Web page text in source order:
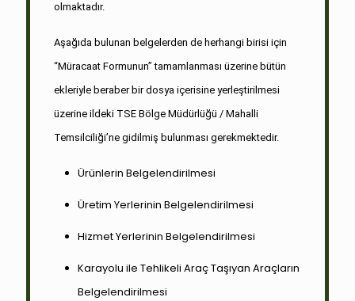
olmaktadır.
Aşağıda bulunan belgelerden de herhangi birisi için
“Müracaat Formunun” tamamlanması üzerine bütün
ekleriyle beraber bir dosya içerisine yerleştirilmesi
üzerine ildeki TSE Bölge Müdürlüğü / Mahalli
Temsilciliği’ne gidilmiş bulunması gerekmektedir.
Ürünlerin Belgelendirilmesi
Üretim Yerlerinin Belgelendirilmesi
Hizmet Yerlerinin Belgelendirilmesi
Karayolu ile Tehlikeli Araç Taşıyan Araçların
Belgelendirilmesi